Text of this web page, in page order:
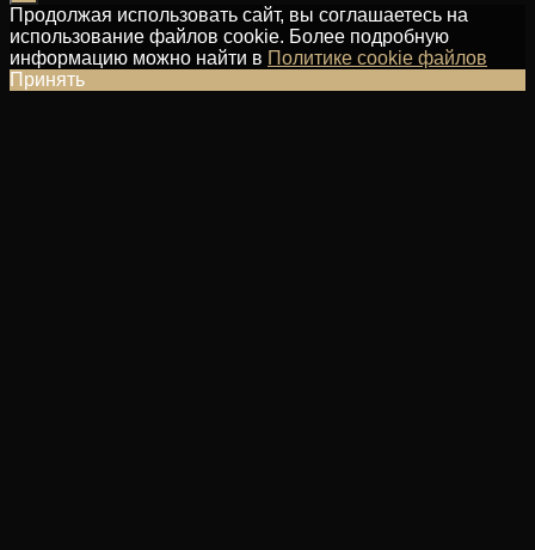
Продолжая использовать сайт, вы соглашаетесь на
использование файлов cookie. Более подробную
информацию можно найти в Политике cookie файлов
Принять